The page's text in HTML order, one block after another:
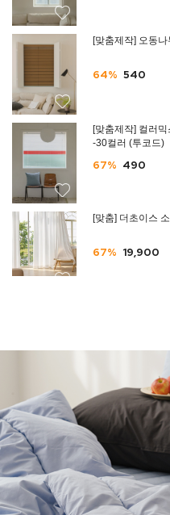
[맞춤제작] 오동
64% 540
[맞춤제작] 컬러
-30컬러 (투코드)
67% 490
[맞춤] 더초이스
67% 19,900